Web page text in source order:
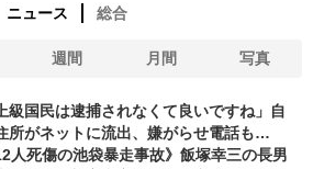
ニュース 総合
週間 月間 写真
級国民は逮捕されなくて良いですね」自
所がネットに流出、嫌がらせ電話も…
人死傷の池袋暴走事故》飯塚幸三の長男